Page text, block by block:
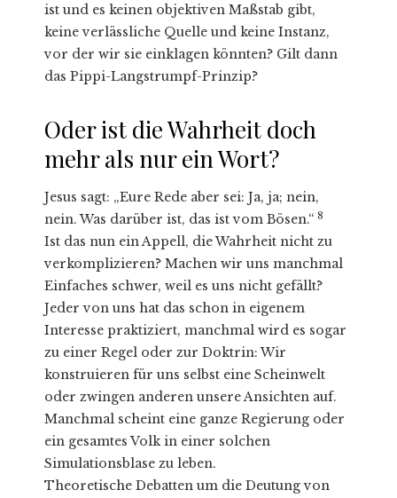
ist und es keinen objektiven Maßstab gibt,
keine verlässliche Quelle und keine Instanz,
vor der wir sie einklagen könnten? Gilt dann
das Pippi-Langstrumpf-Prinzip?
Oder ist die Wahrheit doch
mehr als nur ein Wort?
Jesus sagt: „Eure Rede aber sei: Ja, ja; nein,
nein. Was darüber ist, das ist vom Bösen.“ 8
Ist das nun ein Appell, die Wahrheit nicht zu
verkomplizieren? Machen wir uns manchmal
Einfaches schwer, weil es uns nicht gefällt?
Jeder von uns hat das schon in eigenem
Interesse praktiziert, manchmal wird es sogar
zu einer Regel oder zur Doktrin: Wir
konstruieren für uns selbst eine Scheinwelt
oder zwingen anderen unsere Ansichten auf.
Manchmal scheint eine ganze Regierung oder
ein gesamtes Volk in einer solchen
Simulationsblase zu leben.
Theoretische Debatten um die Deutung von